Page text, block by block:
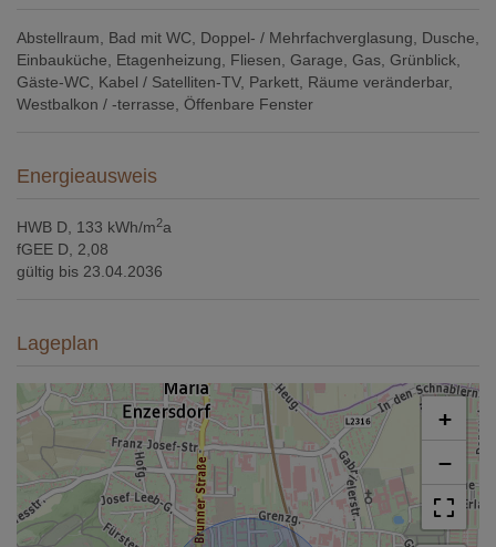
Abstellraum Bad mit WC Doppel- / Mehrfachverglasung
Dusche
Einbauküche
Etagenheizung Fliesen Garage Gas Grünblick
Gäste-WC Kabel / Satelliten-TV Parkett Räume veränderbar
Westbalkon / -terrasse Öffenbare Fenster
Energieausweis
HWB D, 133 kWh/m2a
fGEE D, 2,08
gültig bis 23.04.2036
Lageplan
+
−